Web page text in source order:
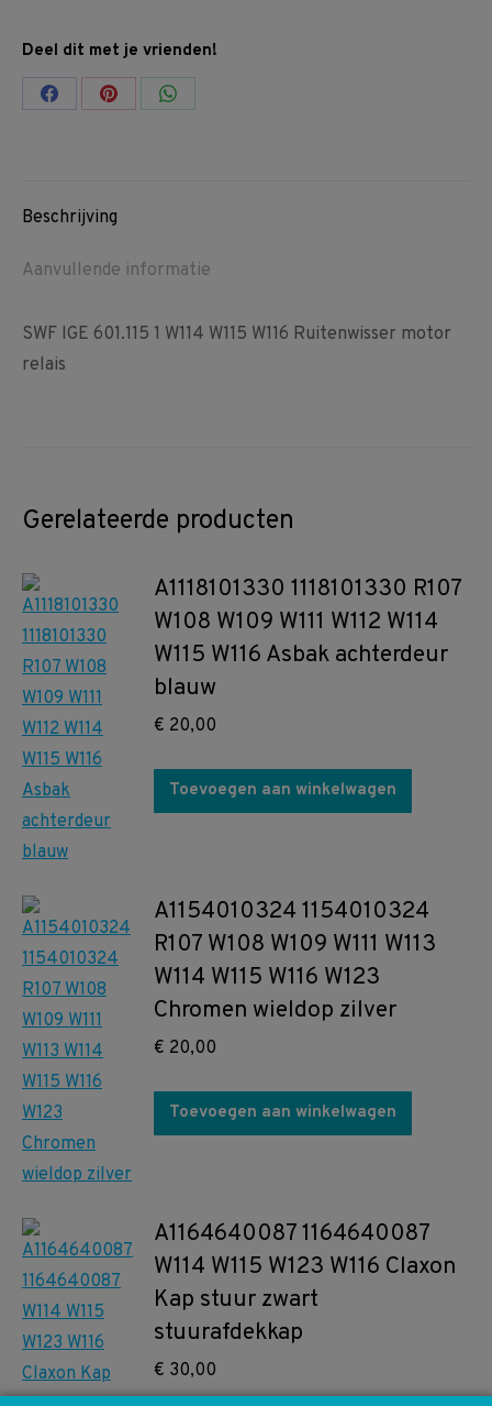
W115
W116
Ruitenwisser
Deel dit met je vrienden!
Share Share Share
Beschrijving
Aanvullende informatie
SWF IGE 601.115 1 W114 W115 W116 Ruitenwisser motor
relais
Gerelateerde producten
A1118101330 1118101330 R107
W108 W109 W111 W112 W114
W115 W116 Asbak achterdeur
blauw
€ 20,00
Toevoegen aan winkelwagen
A1154010324 1154010324
R107 W108 W109 W111 W113
W114 W115 W116 W123
Chromen wieldop zilver
€ 20,00
Toevoegen aan winkelwagen
A1164640087 1164640087
W114 W115 W123 W116 Claxon
Kap stuur zwart
stuurafdekkap
€ 30,00